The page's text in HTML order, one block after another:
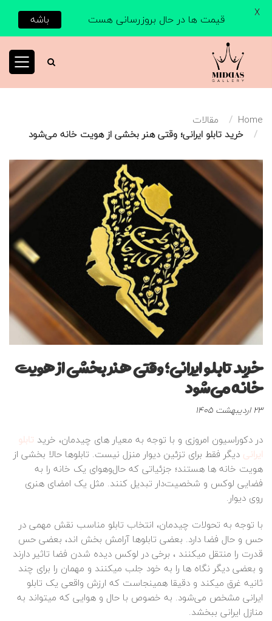
Home
مقالات
خرید تابلو ایرانی؛ وقتی هنر بخشی از هویت خانه می‌شود
خرید تابلو ایرانی؛ وقتی هنر بخشی از هویت
خانه می‌شود
نوشته
در
:
23 اردیبهشت 1405
در دکوراسیون امروزی و با توجه به معیار های چیدمان، خرید تابلو
ایرانی دیگر فقط برای تزئین دیوار منزل نیست. تابلوها حالا بخشی از
هویت خانه ها هستند؛ جزئیاتی که حال‌وهوای یک خانه را به
فضایی لوکس و شخصیت‌دار تبدیل کنند. مثل یک امضای هنری
روی دیوار.
با توجه به تحولات چیدمان، انتخاب تابلو مناسب نقش مهمی در
حس و حال فضا دارد. بعضی تابلوها آرامش بخش اند، بعضی حس
قدرت را منتقل میکنند ، برخی در لوکس دیده شدن فضا تاثیر دارند
و بعضی دیگر نگاه ها را به خود جلب میکنند و مهمان را برای چند
ثانیه غرق میکند و دقیقا همینجاست که ارزش واقعی یک تابلو
ایرانی مشخص می‌شود. به خصوص با حال و هوایی که میتواند به
منازل ایرانی ببخشد.
قیمت ها در حال بروزرسانی هست باشه X